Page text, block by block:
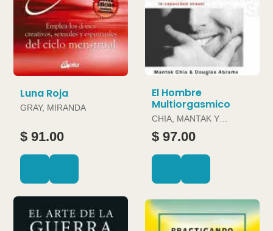
Luna Roja
GRAY, MIRANDA
$ 91.00
El Hombre
Multiorgasmico
CHIA, MANTAK Y
DOUGLAS ABRAMS
$ 97.00